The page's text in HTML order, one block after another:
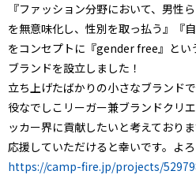
『ファッション分野において、男性
を無意味化し、性別を取っ払う』『
をコンセプトに『gender free』とい
ブランドを設立しました！
立ち上げたばかりの小さなブランド
役なでしこリーガー兼ブランドクリ
ッカー界に貢献したいと考えておりま
応援していただけると幸いです。よ
https://camp-fire.jp/projects/